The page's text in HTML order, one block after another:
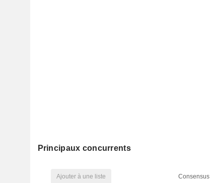
Principaux concurrents
Ajouter à une liste Consensus